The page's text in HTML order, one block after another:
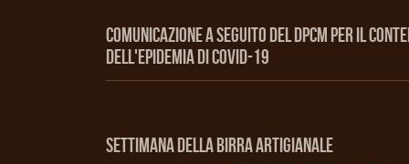
COMUNICAZIONE A SEGUITO DEL DPCM PER IL
DELL'EPIDEMIA DI COVID-19
SETTIMANA DELLA BIRRA ARTIGIANALE